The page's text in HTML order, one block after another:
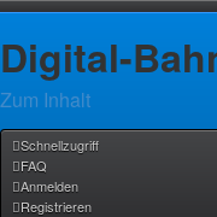
Digital-
Zum Inhalt
Schnellzugriff
FAQ
Anmelden
Registrieren